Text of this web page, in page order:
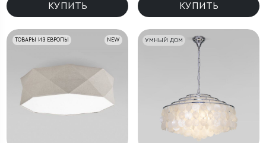
КУПИТЬ КУПИТЬ
NEW
ТОВАРЫ ИЗ ЕВРОПЫ УМНЫЙ ДОМ